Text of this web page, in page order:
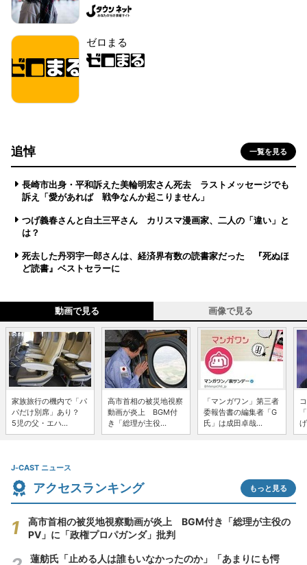
ゼロまる
追悼 一覧を見る
長崎市出身・平和訴えた美輪明宏さん死去 ラストメッセージでも
訴え「愛があれば 戦争なんか起こりません」
つげ義春さんと白土三平さん カリスマ漫画家、二人の「違い」と
は？
死去した丹羽宇一郎さんは、経済界有数の読書家だった 『死ぬほ
ど読書』ベストセラーに
動画で見る 画像で見る
家族旅行の機内で「パ
パだけ別席」あり？
5児の父・エハ...
高市首相の被災地視察
動画が炎上 BGM付
き「総理が主役...
「マンガワン」第三者
委報告書の編集者「G
氏」は成田卓哉...
J-CAST ニュース
アクセスランキング もっと見る
高市首相の被災地視察動画が炎上 BGM付き「総理が主役の
PV」に「政権プロパガンダ」批判
蓮舫氏「止める人は誰もいなかったのか」「あまりにも愕